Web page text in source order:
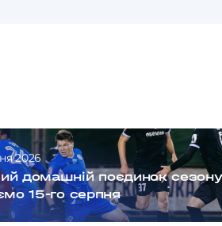
2026
домашній поєдинок сезону
15-го серпня